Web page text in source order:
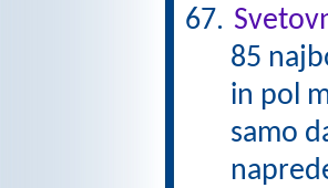
85
in pol
samo